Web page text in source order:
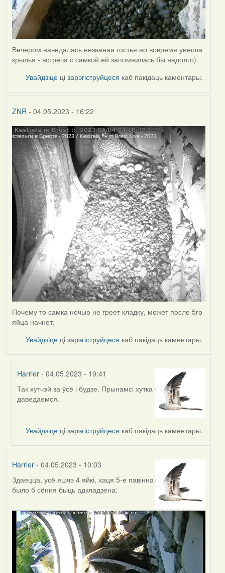
Вечером наведалась незваная гостья но вовремя унесла
крылья - встреча с самкой ей запомнилась бы надолго)
Увайдзіце цізарэгіструйцеся каб пакідаць каментары.
ZNR - 04.05.2023 - 16:22
Почему то самка ночью не греет кладку, может после 5го
яйца начнет.
Увайдзіце цізарэгіструйцеся каб пакідаць каментары.
Harrier - 04.05.2023 - 19:41
In
reply
ZNR
Так хутчэй за ўсё і будзе. Прынамсі хутка
даведаемся.
Увайдзіце цізарэгіструйцеся каб пакідаць каментары.
Harrier- 04.05.2023 - 10:03
Здаецца, усё яшчэ 4 яйкі, хаця 5-е павінна
было б сёння быць адкладзена: